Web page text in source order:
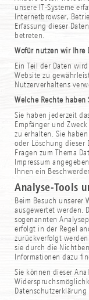
unsere IT-Systeme
Internetbrowser,
Erfassung dieser
betreten.
Wofür nutzen wir Ihre
Ein Teil der Daten
Website zu
Nutzerverhaltens
Welche Rechte haben
Sie haben jederzeit
Empfänger und
zu erhalten. Sie
oder Löschung dieser
Fragen zum Thema
Impressum
Ihnen ein
Analyse-Tools
Beim Besuch unserer
ausgewertet werden.
sogenannten
erfolgt in der Regel
zurückverfolgt
sie durch die
Informationen dazu
Sie können dieser
Datenschutzerklärung